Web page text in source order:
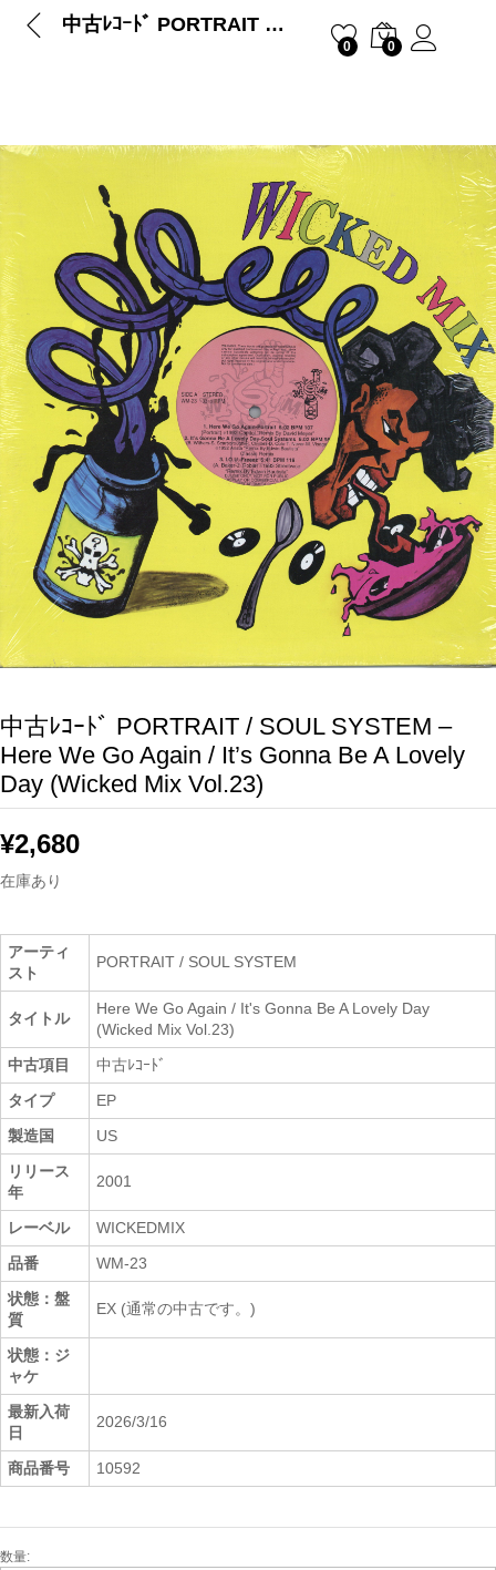
中古ﾚｺｰﾄﾞ PORTRAIT / SOUL SYSTEM – Here We Go Again / It’s Gonna Be A Lovely Day (Wicked Mix Vol.23)
0 0
中古ﾚｺｰﾄﾞ PORTRAIT / SOUL SYSTEM –
Here We Go Again / It’s Gonna Be A Lovely
Day (Wicked Mix Vol.23)
¥2,680
在庫あり
アーティ
スト
PORTRAIT / SOUL SYSTEM
タイトル
Here We Go Again / It's Gonna Be A Lovely Day
(Wicked Mix Vol.23)
中古項目
中古ﾚｺｰﾄﾞ
タイプ
EP
製造国
US
リリース
年
2001
レーベル
WICKEDMIX
品番
WM-23
状態：盤
質
EX (通常の中古です。)
状態：ジ
ャケ
最新入荷
日
2026/3/16
商品番号 10592
中
数量: